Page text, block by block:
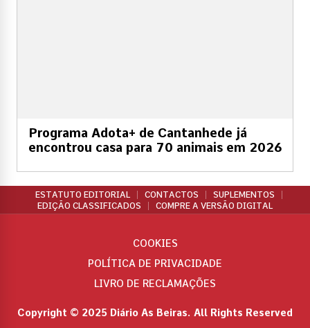
Programa Adota+ de Cantanhede já
encontrou casa para 70 animais em 2026
ESTATUTO EDITORIAL CONTACTOS
SUPLEMENTOS
EDIÇÃO CLASSIFICADOS
COMPRE A VERSÃO DIGITAL
Copyright © 2025 Diário As Beiras. All Rights Reserved
COOKIES
POLÍTICA DE PRIVACIDADE
LIVRO DE RECLAMAÇÕES